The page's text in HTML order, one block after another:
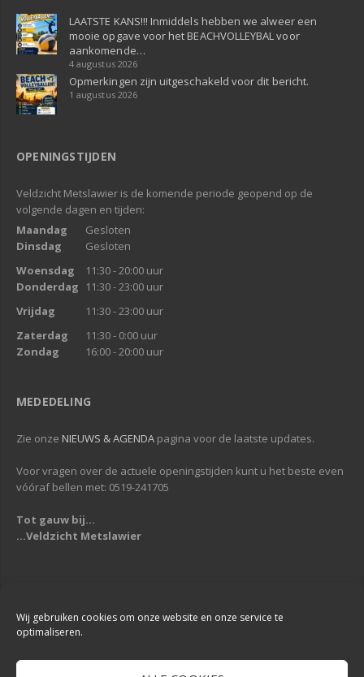
Wij gebruiken cookies om onze website en onze service te
optimaliseren.
LAATSTE KANS!!! Inmiddels hebben we alweer een
mooie opgave voor het BEACHVOLLEYBAL voor
aankomende…
4 augustus 2026
Opmerkingen zijn uitgeschakeld voor dit bericht.
1 augustus 2026
OPENINGSTIJDEN
Veldzicht Metslawier is de komende periode geopend op de
volgende dagen en tijden:
Maandag
Gesloten
Dinsdag
Gesloten
Woensdag
11:30 - 20:00 uur
Donderdag
11:30 - 23:00 uur
Vrijdag
11:30 - 23:00 uur
Zaterdag
11:30 - 0:00 uur
Zondag
16:00 - 20:00 uur
MEDEDELING
Zie onze NIEUWS & AGENDA pagina voor de laatste updates.
Voor vragen over de actuele openingstijden kunt u het beste even
vóóraf bellen met: 0519-241705
Tot gauw bij...
...Veldzicht Metslawier
| Webdesign & Development -DigiReus